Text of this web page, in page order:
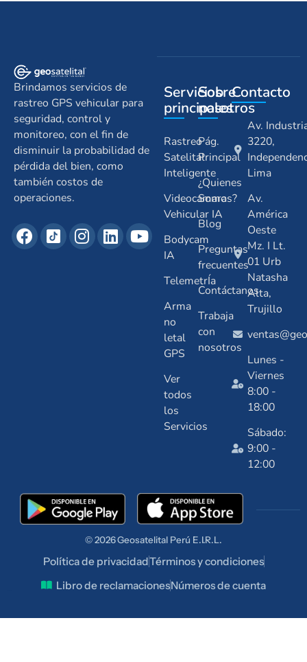
Brindamos servicios de
rastreo GPS vehicular para
seguridad, control y
monitoreo, con el fin de
disminuir la probabilidad de
pérdida del bien, como
también costos de
operaciones.
Servicios
principales
Rastreo
Satelital
Inteligente
Videocamara
Vehicular IA
Bodycam
IA
TelemetrÍa
Arma
no
letal
GPS
Ver
todos
los
Servicios
Sobre
nosotros
Pág.
Principal
¿Quienes
Somos?
Blog
Preguntas
frecuentes
Contáctanos
Trabaja
con
nosotros
Contacto
Av.
3220,
Lima
Av.
América
Oeste
Mz. I Lt.
01 Urb
Natasha
Alta,
Trujillo
Lunes -
Viernes
8:00 -
18:00
Sábado:
9:00 -
12:00
© 2026Geosatelital Perú E.I.R.L.
Política de privacidadTérminos y condiciones
Libro de reclamacionesNúmeros de cuenta